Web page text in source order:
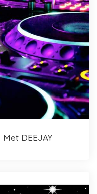
met DEEJAY